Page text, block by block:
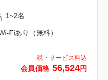
税・サービス料込
会員価格 56,524円
1~2名
Fiあり（無料）